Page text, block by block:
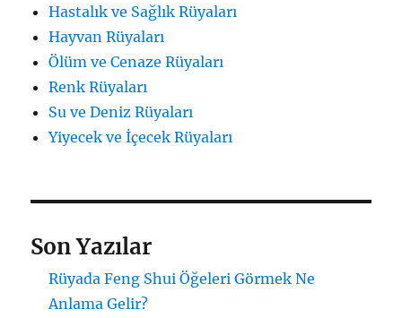
Hastalık ve Sağlık Rüyaları
Hayvan Rüyaları
Ölüm ve Cenaze Rüyaları
Renk Rüyaları
Su ve Deniz Rüyaları
Yiyecek ve İçecek Rüyaları
Son Yazılar
Rüyada Feng Shui Öğeleri Görmek Ne
Anlama Gelir?